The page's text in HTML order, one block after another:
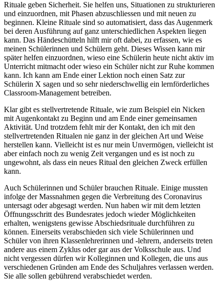
Rituale geben Sicherheit. Sie helfen uns, Situationen zu strukturieren
und einzuordnen, mit Phasen abzuschliessen und mit neuen zu
beginnen. Kleine Rituale sind so automatisiert, dass das Augenmerk
bei deren Ausführung auf ganz unterschiedlichen Aspekten liegen
kann. Das Händeschütteln hilft mir oft dabei, zu erfassen, wie es
meinen Schülerinnen und Schülern geht. Dieses Wissen kann mir
später helfen einzuordnen, wieso eine Schülerin heute nicht aktiv im
Unterricht mitmacht oder wieso ein Schüler nicht zur Ruhe kommen
kann. Ich kann am Ende einer Lektion noch einen Satz zur
Schülerin X sagen und so sehr niederschwellig ein lernförderliches
Classroom-Management betreiben.
Klar gibt es stellvertretende Rituale, wie zum Beispiel ein Nicken
mit Augenkontakt zu Beginn und am Ende einer gemeinsamen
Aktivität. Und trotzdem fehlt mir der Kontakt, den ich mit den
stellvertretenden Ritualen nie ganz in der gleichen Art und Weise
herstellen kann. Vielleicht ist es nur mein Unvermögen, vielleicht ist
aber einfach noch zu wenig Zeit vergangen und es ist noch zu
ungewohnt, als dass ein neues Ritual den gleichen Zweck erfüllen
kann.
Auch Schülerinnen und Schüler brauchen Rituale. Einige mussten
infolge der Massnahmen gegen die Verbreitung des Coronavirus
untersagt oder abgesagt werden. Nun haben wir mit dem letzten
Öffnungsschritt des Bundesrates jedoch wieder Möglichkeiten
erhalten, wenigstens gewisse Abschiedsrituale durchführen zu
können. Einerseits verabschieden sich viele Schülerinnen und
Schüler von ihren Klassenlehrerinnen und -lehrern, anderseits treten
andere aus einem Zyklus oder gar aus der Volksschule aus. Und
nicht vergessen dürfen wir Kolleginnen und Kollegen, die uns aus
verschiedenen Gründen am Ende des Schuljahres verlassen werden.
Sie alle sollen gebührend verabschiedet werden.